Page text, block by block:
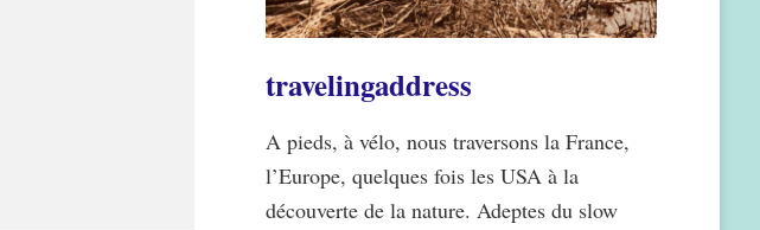
travelingaddress
A pieds, à vélo, nous traversons la France,
l’Europe, quelques fois les USA à la
découverte de la nature. Adeptes du slow